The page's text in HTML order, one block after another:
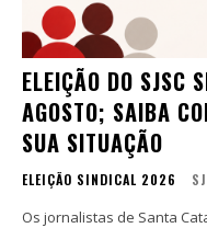
ELEIÇÃO DO SJSC
AGOSTO; SAIBA
SUA SITUAÇÃO
ELEIÇÃO SINDICAL 2026
Os jornalistas de Santa